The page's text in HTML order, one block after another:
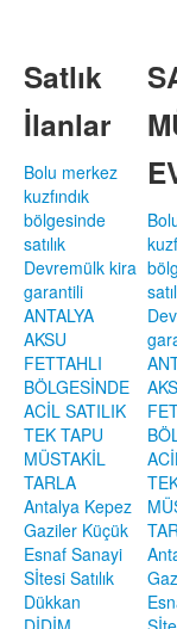
Satlık
İlanlar
Bolu merkez
kuzfındık
bölgesinde
satılık
Devremülk kira
garantili
ANTALYA
AKSU
FETTAHLI
BÖLGESİNDE
ACİL SATILIK
TEK TAPU
MÜSTAKİL
TARLA
Antalya Kepez
Gaziler Küçük
Esnaf Sanayi
Sİtesi Satılık
Dükkan